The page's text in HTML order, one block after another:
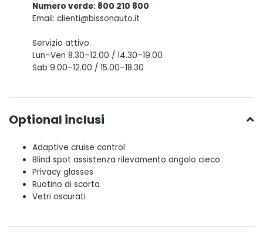
Numero verde: 800 210 800
Email: clienti@bissonauto.it
Servizio attivo:
Lun–Ven 8.30–12.00 / 14.30–19.00
Sab 9.00–12.00 / 15.00–18.30
Optional inclusi
Adaptive cruise control
Blind spot assistenza rilevamento angolo cieco
Privacy glasses
Ruotino di scorta
Vetri oscurati